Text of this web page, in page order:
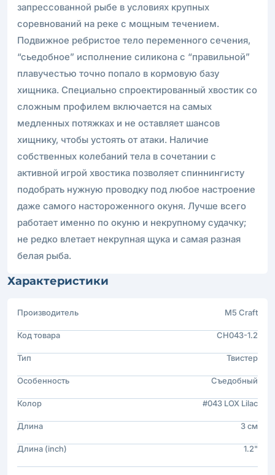
запрессованной рыбе в условиях крупных
соревнований на реке с мощным течением.
Подвижное ребристое тело переменного сечения,
“сьедобное” исполнение силикона с “правильной”
плавучестью точно попало в кормовую базу
хищника. Специально спроектированный хвостик со
сложным профилем включается на самых
медленных потяжках и не оставляет шансов
хищнику, чтобы устоять от атаки. Наличие
собственных колебаний тела в сочетании с
активной игрой хвостика позволяет спиннингисту
подобрать нужную проводку под любое настроение
даже самого настороженного окуня. Лучше всего
работает именно по окуню и некрупному судачку;
не редко влетает некрупная щука и самая разная
белая рыба.
Характеристики
Производитель M5 Craft
Код товара CH043-1.2
Тип Твистер
Особенность Съедобный
Колор #043 LOX Lilac
Длина 3 см
Длина (inch) 1.2"